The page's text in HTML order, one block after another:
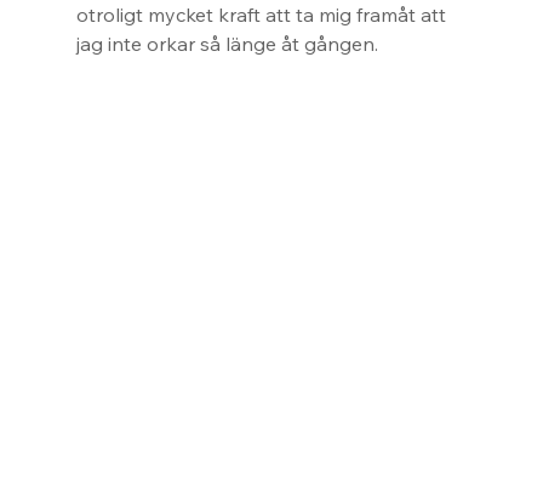
otroligt mycket kraft att ta mig framåt att
jag inte orkar så länge åt gången.